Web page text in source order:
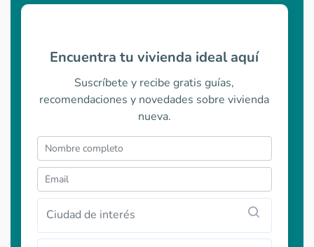
Encuentra tu vivienda ideal aquí
Suscríbete y recibe gratis guías,
recomendaciones y novedades sobre vivienda
nueva.
Ciudad de interés